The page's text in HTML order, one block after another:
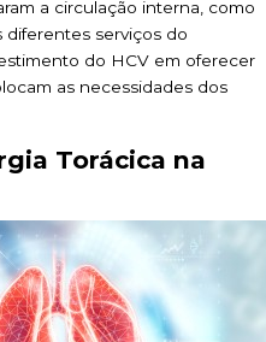
a circulação interna, como
diferentes serviços do
do HCV em oferecer
as necessidades dos
Torácica na